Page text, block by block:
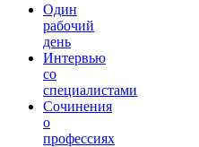
Один
рабочий
день
Интервью
со
специалистами
Сочинения
о
профессиях